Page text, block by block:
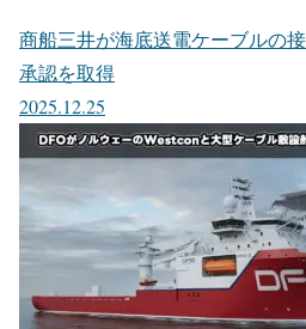
商船三井が海底送電ケーブルの
承認を取得
2025.12.25